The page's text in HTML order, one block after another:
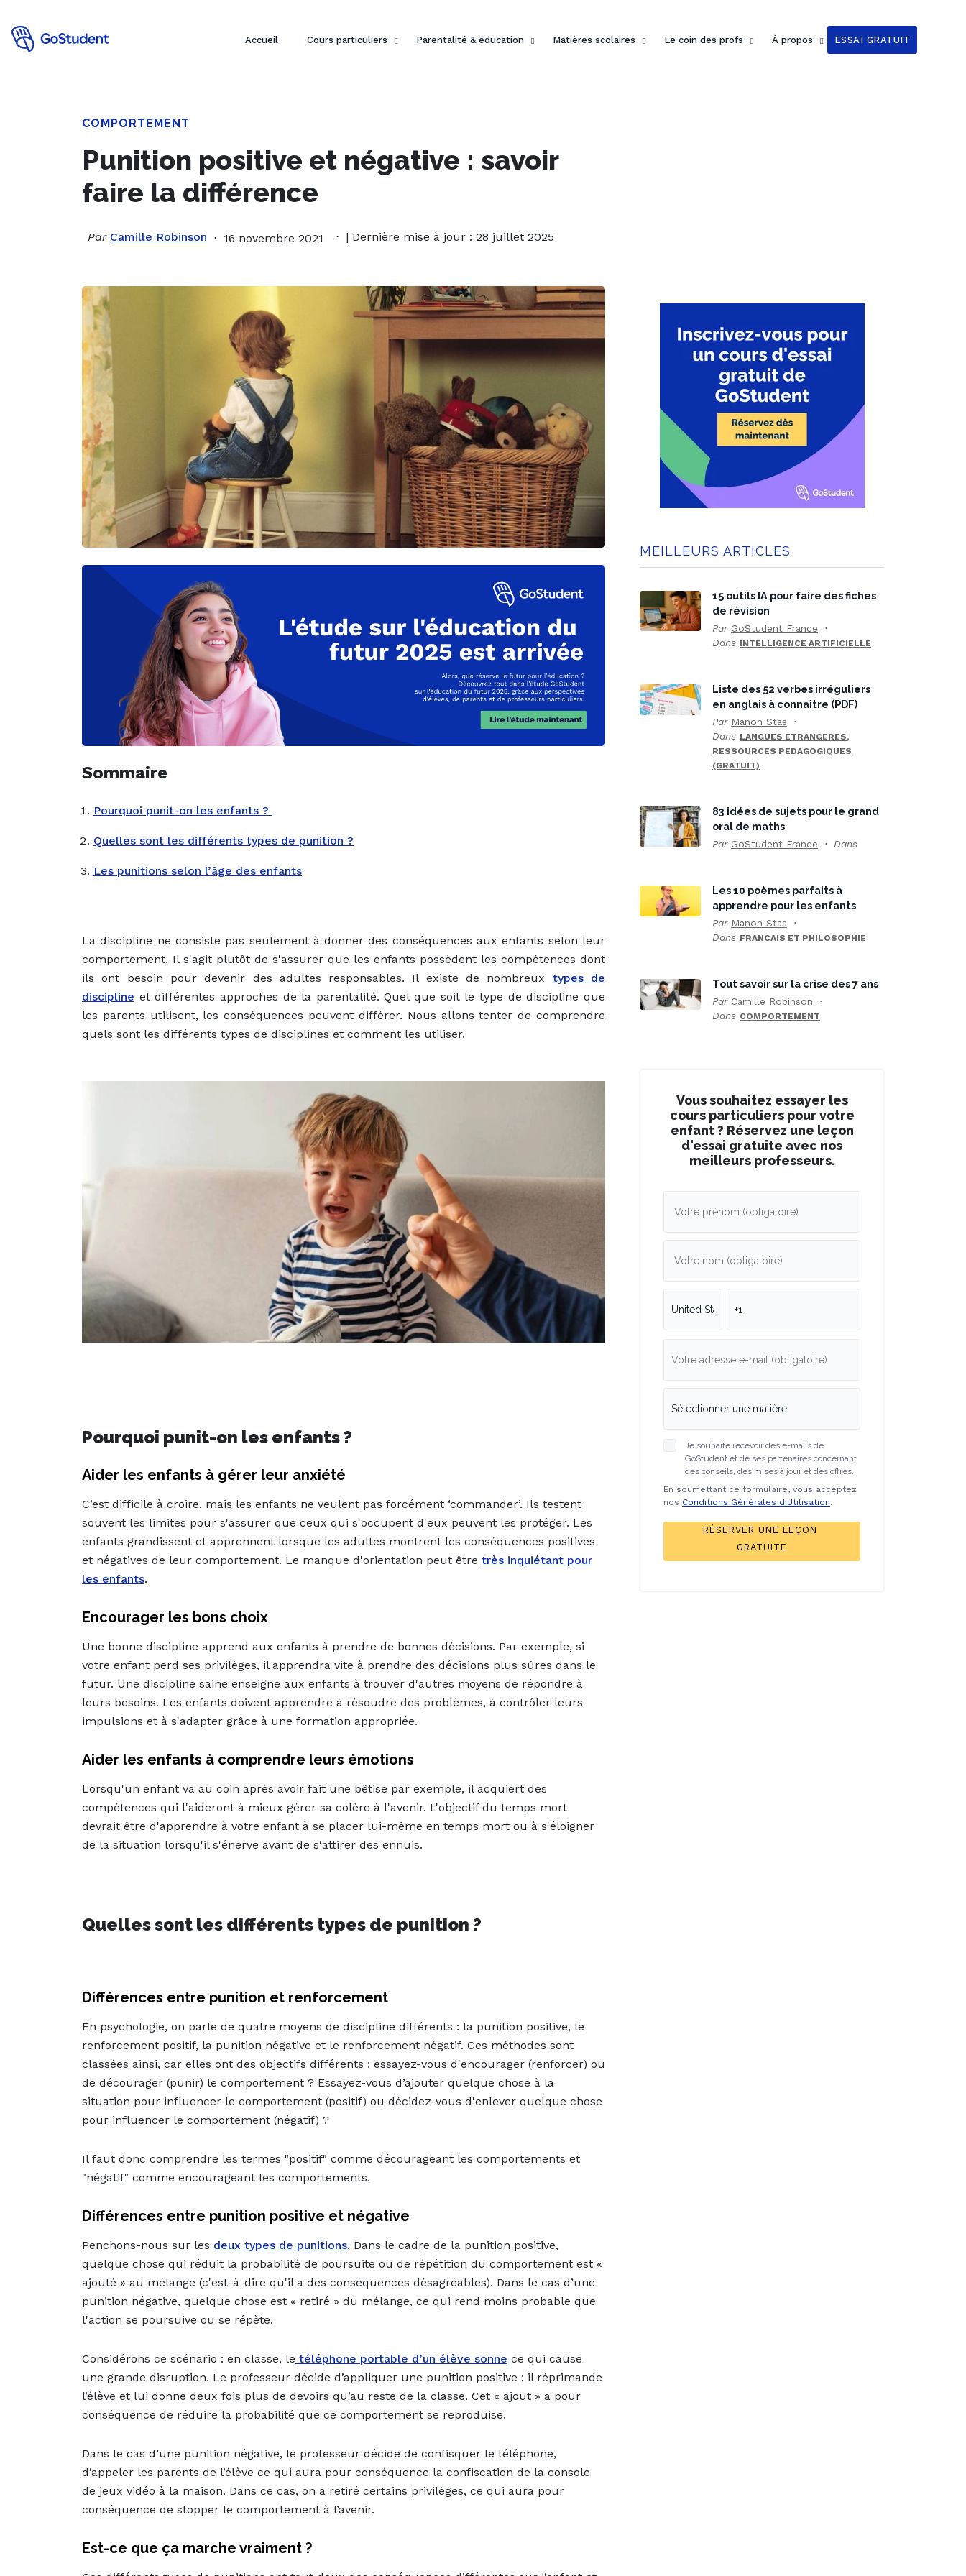
Accueil Cours particuliers Parentalité & éducation Matières scolaires Le coin des profs À propos ESSAI GRATUIT
COMPORTEMENT
Punition positive et négative : savoir
faire la différence
Par Camille Robinson 16 novembre 2021 | Dernière mise à jour : 28 juillet 2025
Sommaire
Pourquoi punit-on les enfants ?
Quelles sont les différents types de punition ?
Les punitions selon l’âge des enfants
La discipline ne consiste pas seulement à donner des conséquences aux enfants selon leur
comportement. Il s'agit plutôt de s'assurer que les enfants possèdent les compétences dont
ils ont besoin pour devenir des adultes responsables. Il existe de nombreux types de
discipline et différentes approches de la parentalité. Quel que soit le type de discipline que
les parents utilisent, les conséquences peuvent différer. Nous allons tenter de comprendre
quels sont les différents types de disciplines et comment les utiliser.
Pourquoi punit-on les enfants ?
Aider les enfants à gérer leur anxiété
C’est difficile à croire, mais les enfants ne veulent pas forcément ‘commander’. Ils testent
souvent les limites pour s'assurer que ceux qui s'occupent d'eux peuvent les protéger. Les
enfants grandissent et apprennent lorsque les adultes montrent les conséquences positives
et négatives de leur comportement. Le manque d'orientation peut être très inquiétant pour
les enfants.
Encourager les bons choix
Une bonne discipline apprend aux enfants à prendre de bonnes décisions. Par exemple, si
votre enfant perd ses privilèges, il apprendra vite à prendre des décisions plus sûres dans le
futur. Une discipline saine enseigne aux enfants à trouver d'autres moyens de répondre à
leurs besoins. Les enfants doivent apprendre à résoudre des problèmes, à contrôler leurs
impulsions et à s'adapter grâce à une formation appropriée.
Aider les enfants à comprendre leurs émotions
Lorsqu'un enfant va au coin après avoir fait une bêtise par exemple, il acquiert des
compétences qui l'aideront à mieux gérer sa colère à l'avenir. L'objectif du temps mort
devrait être d'apprendre à votre enfant à se placer lui-même en temps mort ou à s'éloigner
de la situation lorsqu'il s'énerve avant de s'attirer des ennuis.
Quelles sont les différents types de punition ?
Différences entre punition et renforcement
En psychologie, on parle de quatre moyens de discipline différents : la punition positive, le
renforcement positif, la punition négative et le renforcement négatif. Ces méthodes sont
classées ainsi, car elles ont des objectifs différents : essayez-vous d'encourager (renforcer) ou
de décourager (punir) le comportement ? Essayez-vous d’ajouter quelque chose à la
situation pour influencer le comportement (positif) ou décidez-vous d'enlever quelque chose
pour influencer le comportement (négatif) ?
Il faut donc comprendre les termes "positif" comme décourageant les comportements et
"négatif" comme encourageant les comportements.
Différences entre punition positive et négative
Penchons-nous sur les deux types de punitions. Dans le cadre de la punition positive,
quelque chose qui réduit la probabilité de poursuite ou de répétition du comportement est «
ajouté » au mélange (c'est-à-dire qu'il a des conséquences désagréables). Dans le cas d’une
punition négative, quelque chose est « retiré » du mélange, ce qui rend moins probable que
l'action se poursuive ou se répète.
Considérons ce scénario : en classe, le téléphone portable d’un élève sonne ce qui cause
une grande disruption. Le professeur décide d’appliquer une punition positive : il réprimande
l’élève et lui donne deux fois plus de devoirs qu’au reste de la classe. Cet « ajout » a pour
conséquence de réduire la probabilité que ce comportement se reproduise.
Dans le cas d’une punition négative, le professeur décide de confisquer le téléphone,
d’appeler les parents de l’élève ce qui aura pour conséquence la confiscation de la console
de jeux vidéo à la maison. Dans ce cas, on a retiré certains privilèges, ce qui aura pour
conséquence de stopper le comportement à l’avenir.
Est-ce que ça marche vraiment ?
MEILLEURS ARTICLES
15 outils IA pour faire des fiches
de révision
Par GoStudent France
Dans INTELLIGENCE ARTIFICIELLE
Liste des 52 verbes irréguliers
en anglais à connaître (PDF)
Par Manon Stas
Dans LANGUES ETRANGERES,
RESSOURCES PEDAGOGIQUES
(GRATUIT)
83 idées de sujets pour le grand
oral de maths
Par GoStudent France Dans
Les 10 poèmes parfaits à
apprendre pour les enfants
Par Manon Stas
Dans FRANCAIS ET PHILOSOPHIE
Tout savoir sur la crise des 7 ans
Par Camille Robinson
Dans COMPORTEMENT
Vous souhaitez essayer les
cours particuliers pour votre
enfant ? Réservez une leçon
d'essai gratuite avec nos
meilleurs professeurs.
Je souhaite recevoir des e-mails de
GoStudent et de ses partenaires concernant
des conseils, des mises à jour et des offres.
En soumettant ce formulaire, vous acceptez
nos Conditions Générales d'Utilisation.